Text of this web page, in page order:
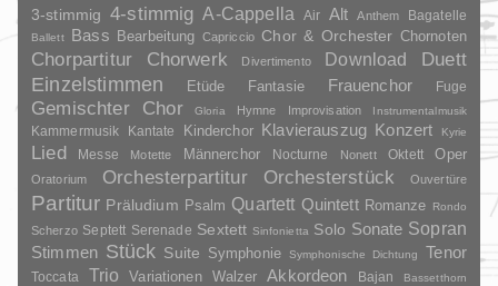
3-stimmig 4-stimmig A-Cappella Air Alt Anthem Bagatelle
Ballett Bass Bearbeitung Capriccio Chor & Orchester Chornoten
Chorpartitur Chorwerk Divertimento Download
Duett
Einzelstimmen
Etüde Fantasie Frauenchor Fuge
Gemischter Chor Gloria Hymne Improvisation Instrumentalmusik
Kammermusik Kantate Kinderchor Klavierauszug Konzert Kyrie
Lied Messe Motette Männerchor Nocturne Nonett Oktett Oper
Oratorium Orchesterpartitur Orchesterstück Ouvertüre
Partitur Präludium Psalm Quartett Quintett Romanze Rondo
Scherzo Septett Serenade Sextett Sinfonietta Solo Sonate Sopran
Stimmen Stück Suite Symphonie Symphonische Dichtung Tenor
Toccata Trio Variationen Walzer Akkordeon Bajan Bassetthorn